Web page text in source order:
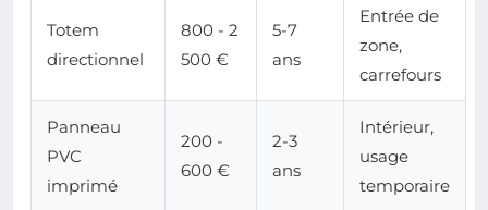
Totem
directionnel
800 - 2
500 €
5-7
ans
Entrée de
zone,
carrefours
Panneau
PVC
imprimé
200 -
600 €
2-3
ans
Intérieur,
usage
temporaire